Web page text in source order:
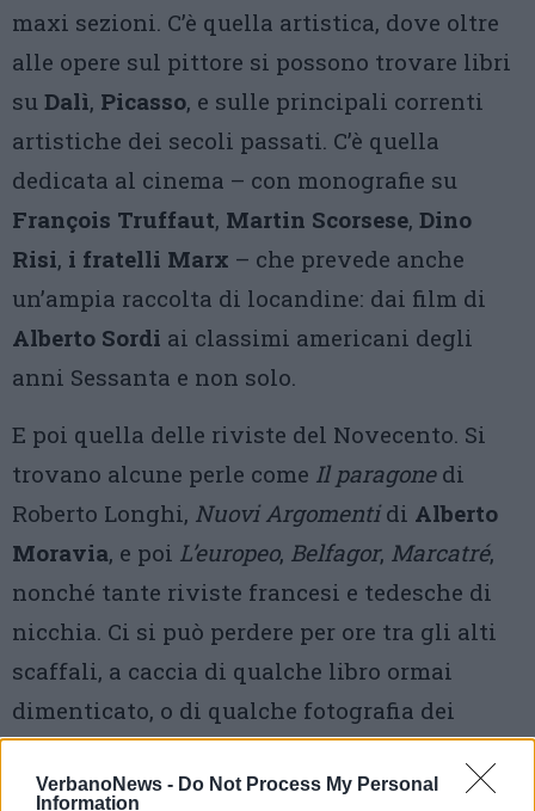
VerbanoNews - Do Not Process My Personal
Information
maxi sezioni. C’è quella artistica, dove oltre
alle opere sul pittore si possono trovare libri
su Dalì, Picasso, e sulle principali correnti
artistiche dei secoli passati. C’è quella
dedicata al cinema – con monografie su
François Truffaut, Martin Scorsese, Dino
Risi, i fratelli Marx – che prevede anche
un’ampia raccolta di locandine: dai film di
Alberto Sordi ai classimi americani degli
anni Sessanta e non solo.
E poi quella delle riviste del Novecento. Si
trovano alcune perle come Il paragonedi
Roberto Longhi, Nuovi Argomentidi Alberto
Moravia, e poi L’europeo, Belfagor, Marcatré,
nonché tante riviste francesi e tedesche di
nicchia. Ci si può perdere per ore tra gli alti
scaffali, a caccia di qualche libro ormai
dimenticato, o di qualche fotografia dei
Beatles, come nel libro diRobert Freeman A
private view, in cui ha inserito tante